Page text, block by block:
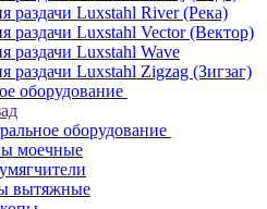
раздачи Luxstahl River (Река)
раздачи Luxstahl Vector (Вектор)
раздачи Luxstahl Wave
раздачи Luxstahl Zigzag (Зигзаг)
оборудование
оборудование
моечные
вытяжные